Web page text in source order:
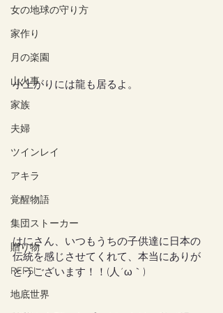
女の地球の守り方
家作り
月の楽園
山火事
家族
夫婦
ツインレイ
アキラ
覚醒物語
集団ストーカー
贈り物
REFSI
地底世界
小上がりには龍も居るよ。
はにさん、いつもうちの子供達に日本の
伝統を感じさせてくれて、本当にありが
とうございます！！(人´ω｀)